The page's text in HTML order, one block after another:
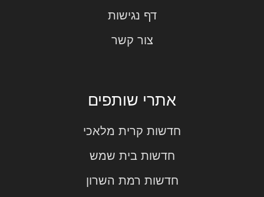
דף נגישות
צור קשר
אתרי שותפים
חדשות קרית מלאכי
חדשות בית שמש
חדשות רמת השרון